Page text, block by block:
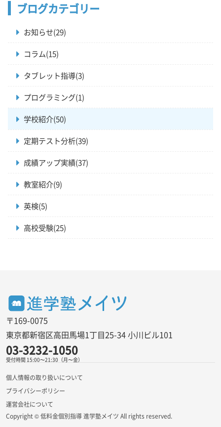
ブログカテゴリー
お知らせ(29)
コラム(15)
タブレット指導(3)
プログラミング(1)
学校紹介(50)
定期テスト分析(39)
成績アップ実績(37)
教室紹介(9)
英検(5)
高校受験(25)
〒169-0075
東京都新宿区高田馬場1丁目25-34 小川ビル101
03-3232-1050
受付時間 15:00〜21:30（月〜金）
個人情報の取り扱いについて
プライバシーポリシー
運営会社について
Copyright © 低料金個別指導 進学塾メイツ All rights reserved.